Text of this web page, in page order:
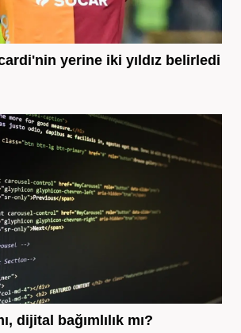
yerine iki yıldız belirledi
dijital bağımlılık mı?